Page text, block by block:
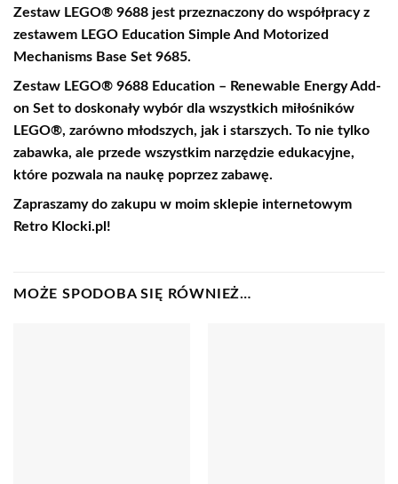
Zestaw LEGO® 9688 jest przeznaczony do współpracy z
zestawem LEGO Education Simple And Motorized
Mechanisms Base Set 9685.
Zestaw LEGO® 9688 Education – Renewable Energy Add-
on Set to doskonały wybór dla wszystkich miłośników
LEGO®, zarówno młodszych, jak i starszych. To nie tylko
zabawka, ale przede wszystkim narzędzie edukacyjne,
które pozwala na naukę poprzez zabawę.
Zapraszamy do zakupu w moim sklepie internetowym
Retro Klocki.pl!
MOŻE SPODOBA SIĘ RÓWNIEŻ…